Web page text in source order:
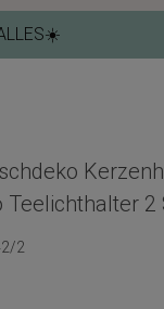
Teelichthalter 2
2